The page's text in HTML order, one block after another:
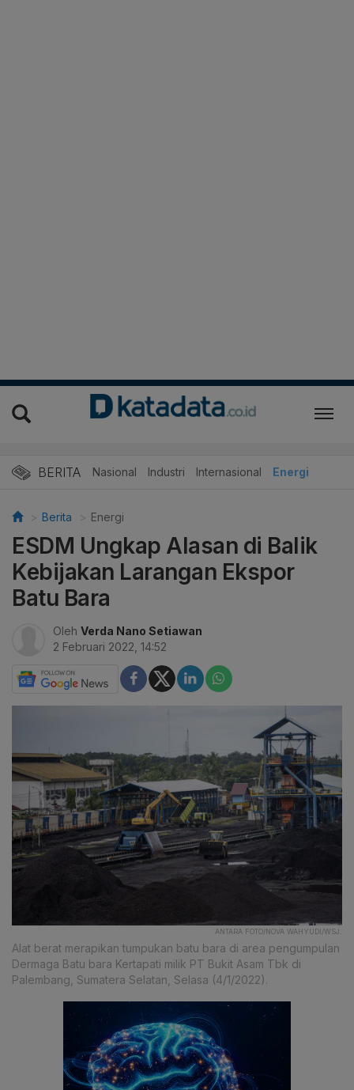
BERITA Nasional Industri Internasional Energi
Berita Energi
ESDM Ungkap Alasan di Balik
Kebijakan Larangan Ekspor
Batu Bara
Oleh Verda Nano Setiawan
2 Februari 2022, 14:52
ANTARA FOTO/NOVA WAHYUDI/WSJ.
Alat berat merapikan tumpukan batu bara di area pengumpulan
Dermaga Batu bara Kertapati milik PT Bukit Asam Tbk di
Palembang, Sumatera Selatan, Selasa (4/1/2022).